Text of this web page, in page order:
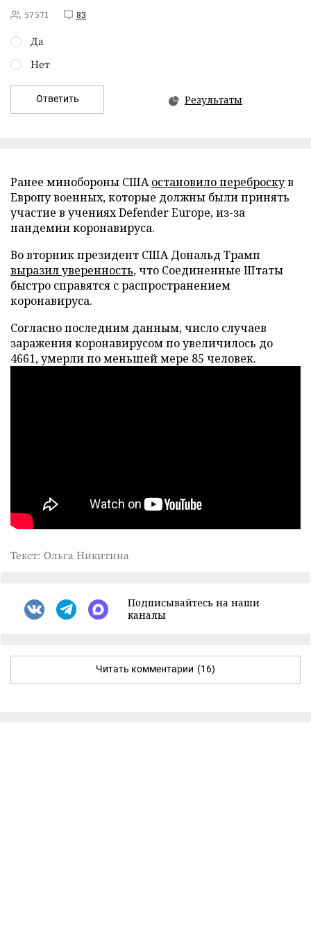
57571 83
Да
Нет
Ответить Результаты
Ранее минобороны СШАостановило переброскув
Европу военных, которые должны были принять
участие в учениях Defender Europe, из-за
пандемии коронавируса.
Во вторник президент США Дональд Трамп
выразил уверенность, что Соединенные Штаты
быстро справятся с распространением
коронавируса.
Согласно последним данным, число случаев
заражения коронавирусом по увеличилось до
4661, умерли по меньшей мере 85 человек.
Текст: Ольга Никитина
Подписывайтесь на наши
каналы
Читать комментарии (16)